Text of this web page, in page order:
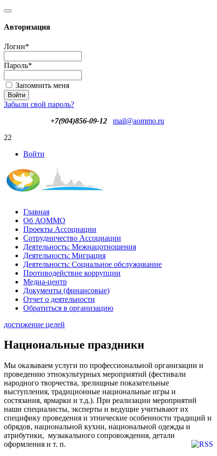
Авторизация
Логин*
Пароль*
Запомнить меня
Забыли свой пароль?
+7(904)856-09-12
mail@aommo.ru
22
Войти
Главная
Об АОММО
Проекты Ассоциации
Сотрудничество Ассоциации
Деятельность: Межнацотношения
Деятельность: Миграция
Деятельность: Социальное обслуживание
Противодействие коррупции
Медиа-центр
Документы (финансовые)
Отчет о деятельности
Обратиться в организацию
достижение целей
Национальные праздники
Мы оказываем услуги по профессиональной организации и
проведению этнокультурных мероприятий (фестивали
народного творчества, зрелищные показательные
выступления, традиционные национальные игры и
состязания, ярмарки и т.д.). При реализации мероприятий
наши специалисты, эксперты и ведущие учитывают их
специфику проведения и этнические особенности традиций и
обрядов, национальной кухни, национальной одежды и
атрибутики, музыкального сопровождения, детали
оформления и т. п.